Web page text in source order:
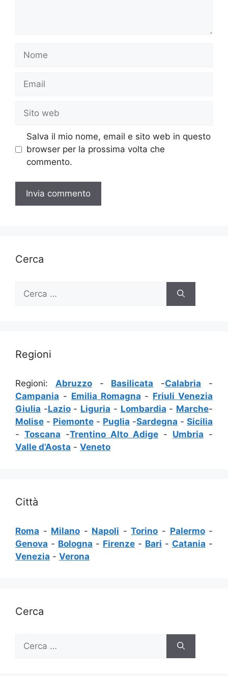
Nome
Email
Sito
web
Salva il mio nome, email e sito web in questo
browser per la prossima volta che
commento.
Cerca
per:
Regioni
Regioni: Abruzzo- Basilicata -Calabria -
Campania - Emilia Romagna - Friuli Venezia
Giulia -Lazio- Liguria - Lombardia - Marche-
Molise - Piemonte - Puglia -Sardegna - Sicilia
- Toscana -Trentino Alto Adige - Umbria -
Valle d’Aosta - Veneto
Città
Roma - Milano - Napoli -Torino - Palermo-
Genova - Bologna - Firenze - Bari - Catania -
Venezia - Verona
Cerca
per: